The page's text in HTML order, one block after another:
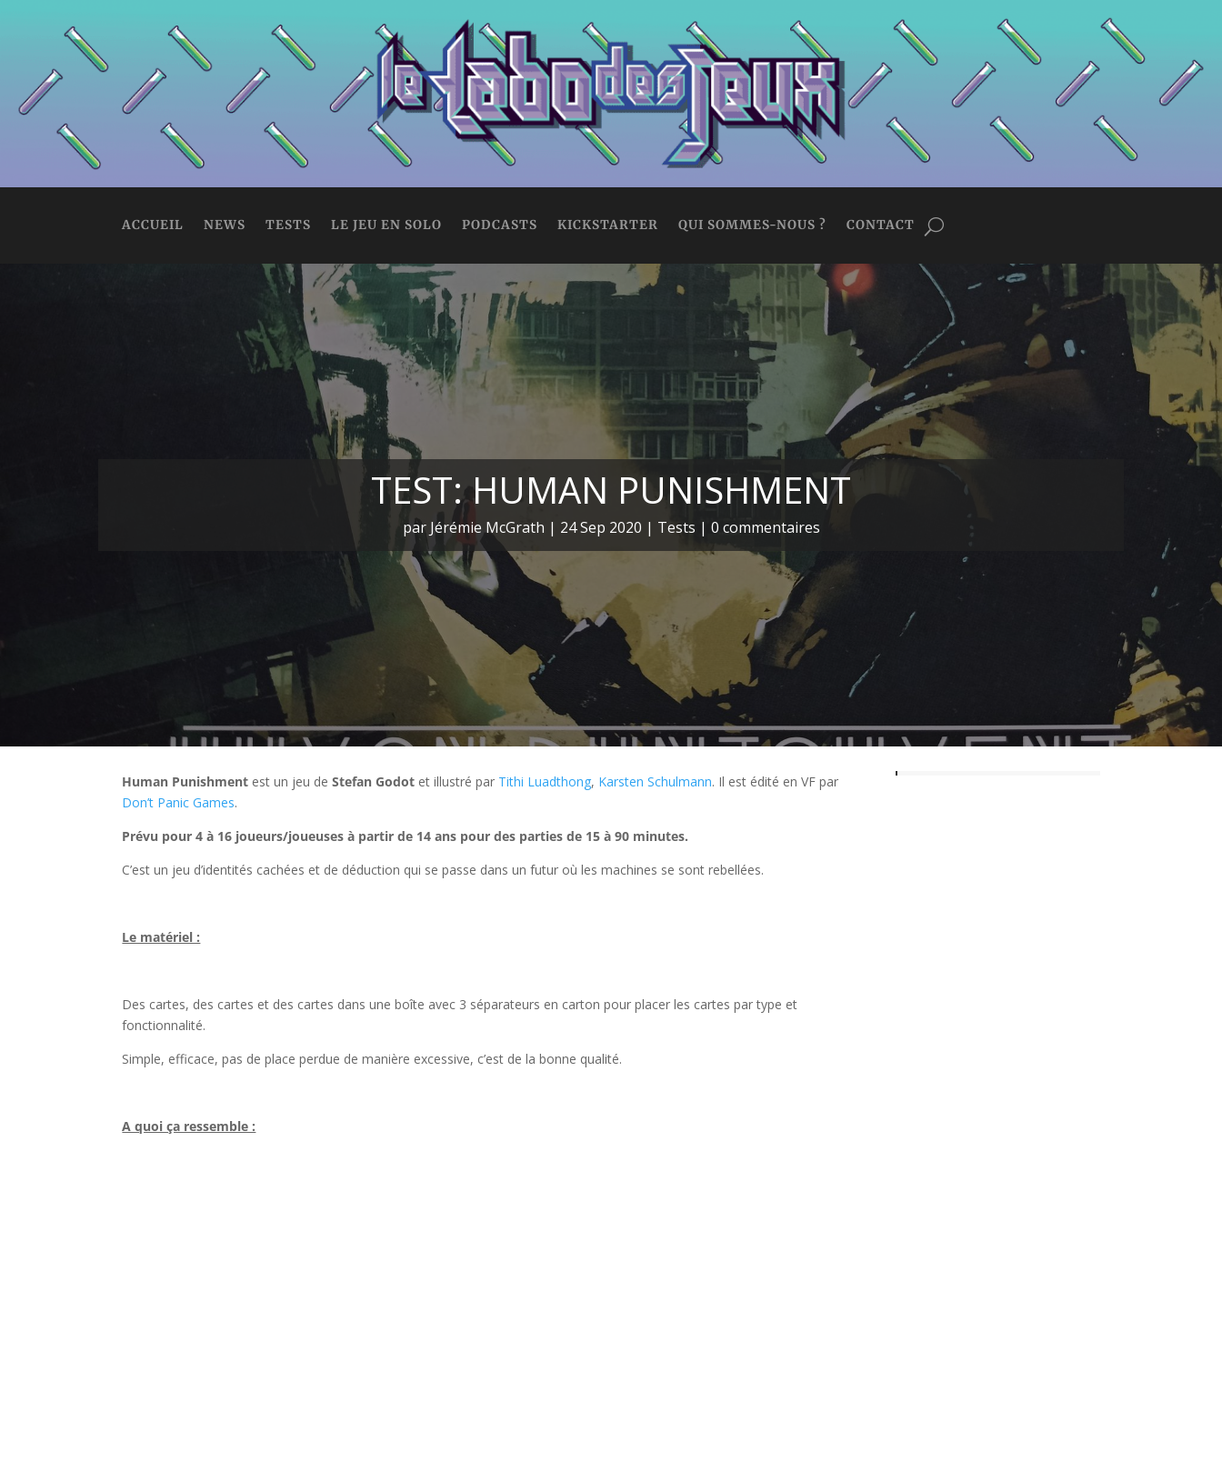
ACCUEIL NEWS TESTS LE JEU EN SOLO PODCASTS KICKSTARTER QUI SOMMES-NOUS ? CONTACT
TEST: HUMAN PUNISHMENT
par Jérémie McGrath | 24 Sep 2020 | Tests | 0 commentaires
Human Punishment est un jeu deStefan Godot et illustré par Tithi Luadthong, Karsten Schulmann. Il est édité en VF par
Don’t Panic Games.
Prévu pour 4 à 16 joueurs/joueuses à partir de 14 ans pour des parties de 15 à 90 minutes.
C’est un jeu d’identités cachées et de déduction qui se passe dans un futur où les machines se sont rebellées.
Le matériel :
Des cartes, des cartes et des cartes dans une boîte avec 3 séparateurs en carton pour placer les cartes par type et
fonctionnalité.
Simple, efficace, pas de place perdue de manière excessive, c’est de la bonne qualité.
A quoi ça ressemble :